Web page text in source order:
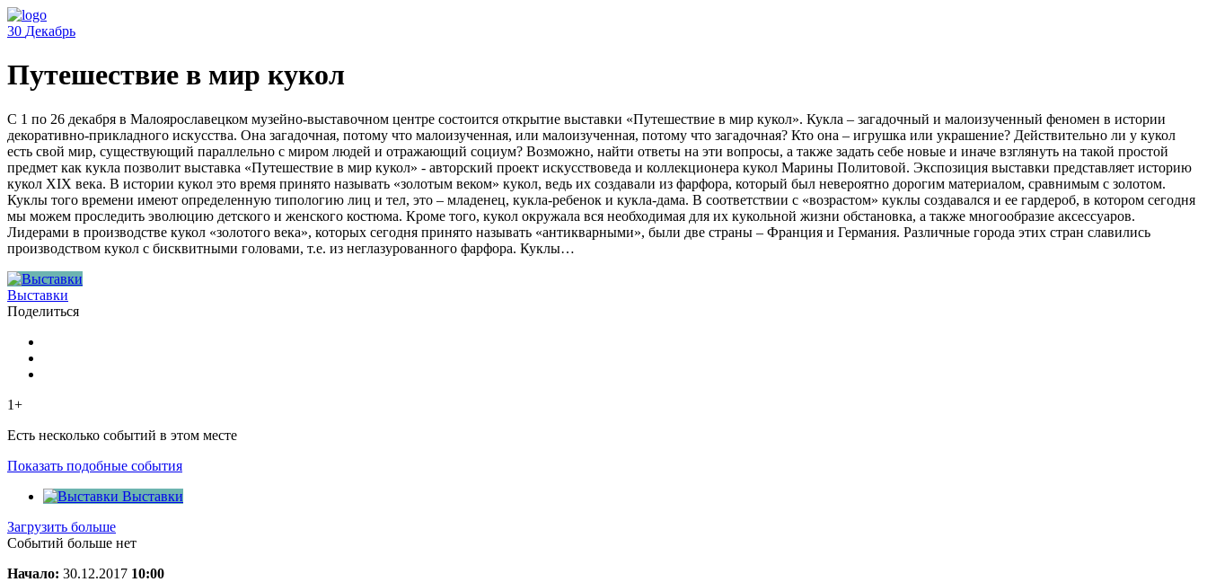
30 Декабрь
Путешествие в мир кукол
С 1 по 26 декабря в Малоярославецком музейно-выставочном центре состоится открытие выставки «Путешествие в мир кукол». Кукла – загадочный и малоизученный феномен в истории
декоративно-прикладного искусства. Она загадочная, потому что малоизученная, или малоизученная, потому что загадочная? Кто она – игрушка или украшение? Действительно ли у кукол
есть свой мир, существующий параллельно с миром людей и отражающий социум? Возможно, найти ответы на эти вопросы, а также задать себе новые и иначе взглянуть на такой простой
предмет как кукла позволит выставка «Путешествие в мир кукол» - авторский проект искусствоведа и коллекционера кукол Марины Политовой. Экспозиция выставки представляет историю
кукол XIX века. В истории кукол это время принято называть «золотым веком» кукол, ведь их создавали из фарфора, который был невероятно дорогим материалом, сравнимым с золотом.
Куклы того времени имеют определенную типологию лиц и тел, это – младенец, кукла-ребенок и кукла-дама. В соответствии с «возрастом» куклы создавался и ее гардероб, в котором сегодня
мы можем проследить эволюцию детского и женского костюма. Кроме того, кукол окружала вся необходимая для их кукольной жизни обстановка, а также многообразие аксессуаров.
Лидерами в производстве кукол «золотого века», которых сегодня принято называть «антикварными», были две страны – Франция и Германия. Различные города этих стран славились
производством кукол с бисквитными головами, т.е. из неглазурованного фарфора. Куклы…
Выставки
Поделиться
1+
Есть несколько событий в этом месте
Показать подобные события
Выставки
Загрузить больше
Событий больше нет
Начало: 30.12.2017 10:00